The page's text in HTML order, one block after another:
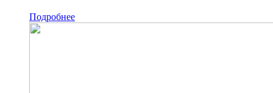
Подробнее